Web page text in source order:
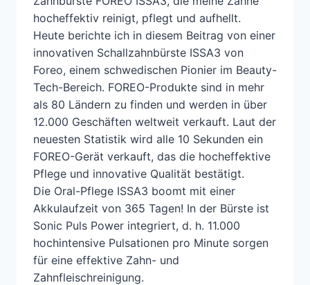
hocheffektiv reinigt, pflegt und aufhellt.
Heute berichte ich in diesem Beitrag von einer
innovativen Schallzahnbürste ISSA3 von
Foreo, einem schwedischen Pionier im Beauty-
Tech-Bereich. FOREO-Produkte sind in mehr
als 80 Ländern zu finden und werden in über
12.000 Geschäften weltweit verkauft. Laut der
neuesten Statistik wird alle 10 Sekunden ein
FOREO-Gerät verkauft, das die hocheffektive
Pflege und innovative Qualität bestätigt.
Die Oral-Pflege ISSA3 boomt mit einer
Akkulaufzeit von 365 Tagen! In der Bürste ist
Sonic Puls Power integriert, d. h. 11.000
hochintensive Pulsationen pro Minute sorgen
für eine effektive Zahn- und
Zahnfleischreinigung.